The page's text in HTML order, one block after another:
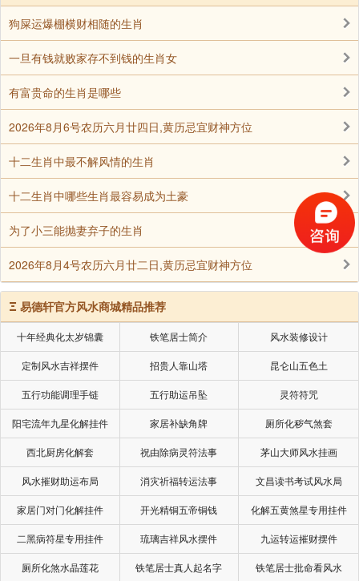
狗屎运爆棚横财相随的生肖
一旦有钱就败家存不到钱的生肖女
有富贵命的生肖是哪些
2026年8月6号农历六月廿四日,黄历忌宜财神方位
十二生肖中最不解风情的生肖
十二生肖中哪些生肖最容易成为土豪
为了小三能抛妻弃子的生肖
2026年8月4号农历六月廿二日,黄历忌宜财神方位
Ξ 易德轩官方风水商城精品推荐
十年经典化太岁锦囊 铁笔居士简介 风水装修设计
定制风水吉祥摆件 招贵人靠山塔 昆仑山五色土
五行功能调理手链 五行助运吊坠 灵符符咒
阳宅流年九星化解挂件 家居补缺角牌 厕所化秽气煞套
西北厨房化解套 祝由除病灵符法事 茅山大师风水挂画
风水摧财助运布局 消灾祈福转运法事 文昌读书考试风水局
家居门对门化解挂件 开光精铜五帝铜钱 化解五黄煞星专用挂件
二黑病符星专用挂件 琉璃吉祥风水摆件 九运转运摧财摆件
厕所化煞水晶莲花 铁笔居士真人起名字 铁笔居士批命看风水